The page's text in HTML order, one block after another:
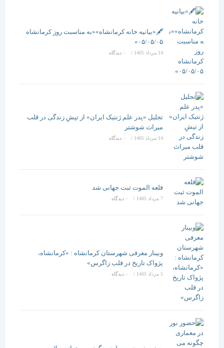
🖋️«بیانیه خانه کرمانشاه»«به مناسبت روز کرمانشاه
۰۵/۰۵/۰۵»
/ ۰ دیدگاه
تجلیل «پدر علم ژنتیک ایران» از تپشِ زندگی در قلب
میراث شوشتر
14 مرداد 1405 / ۰ دیدگاه
قلعه الموت ثبت جهانی شد
/ ۰ دیدگاه
وبینار معرفی شهرستان کرمانشاه : «کرمانشاه،
پژواک تاریخ در قلب زاگرس»
5 مرداد 1405 / ۰ دیدگاه